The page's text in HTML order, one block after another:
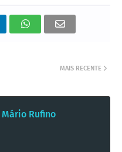
MAIS RECENTE
Mário Rufino